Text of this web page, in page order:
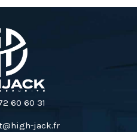
60 60 31
jack.fr